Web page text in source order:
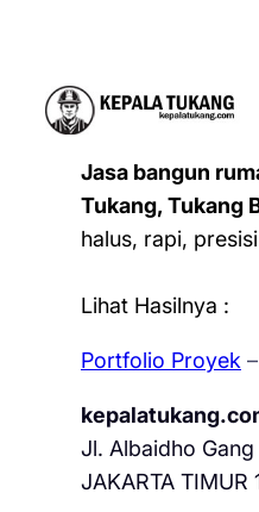
Jasa bangun
Tukang, Tukang
halus, rapi,
Lihat Hasilnya :
Portfolio Proyek –
Jl. Albaidho
JAKARTA TIMUR